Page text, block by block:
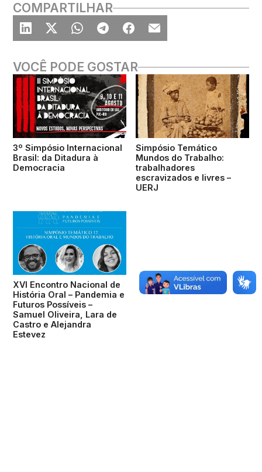
COMPARTILHAR
VOCÊ PODE GOSTAR
3º Simpósio Internacional
Brasil: da Ditadura à
Democracia
Simpósio Temático
Mundos do Trabalho:
trabalhadores
escravizados e livres –
UERJ
XVI Encontro Nacional de
História Oral – Pandemia e
Futuros Possíveis –
Samuel Oliveira, Lara de
Castro e Alejandra
Estevez